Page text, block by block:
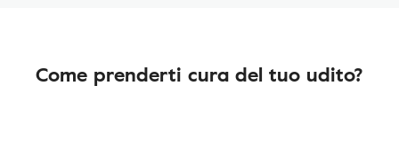
Come prenderti cura del tuo udito?